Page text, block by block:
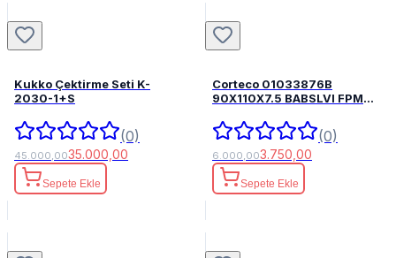
Kukko Çektirme Seti K-
2030-1+S
(0)
45.000,0035.000,00
Sepete Ekle
Corteco 01033876B
90X110X7.5 BABSLVI FPM
(0)
6.000,003.750,00
Sepete Ekle